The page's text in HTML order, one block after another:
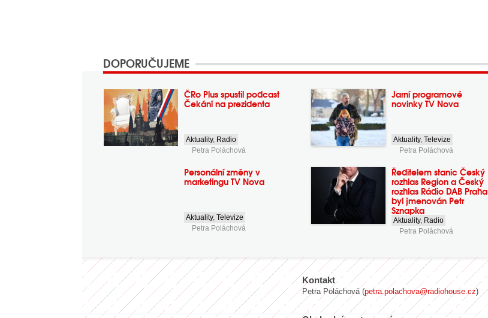
DOPORUČUJEME
ČRo Plus spustil podcast
Čekání na prezidenta
Aktuality, Radio
Petra Poláchová
Jarní programové
novinky TV Nova
Aktuality,Televize
Petra Poláchová
Personální změny v
marketingu TV Nova
Aktuality,Televize
Petra Poláchová
Ředitelem stanic Český
rozhlas Region a Český
rozhlas Rádio DAB Praha
byl jmenován Petr
Sznapka
Aktuality, Radio
Petra Poláchová
Kontakt
Petra Poláchová (petra.polachova@radiohouse.cz)